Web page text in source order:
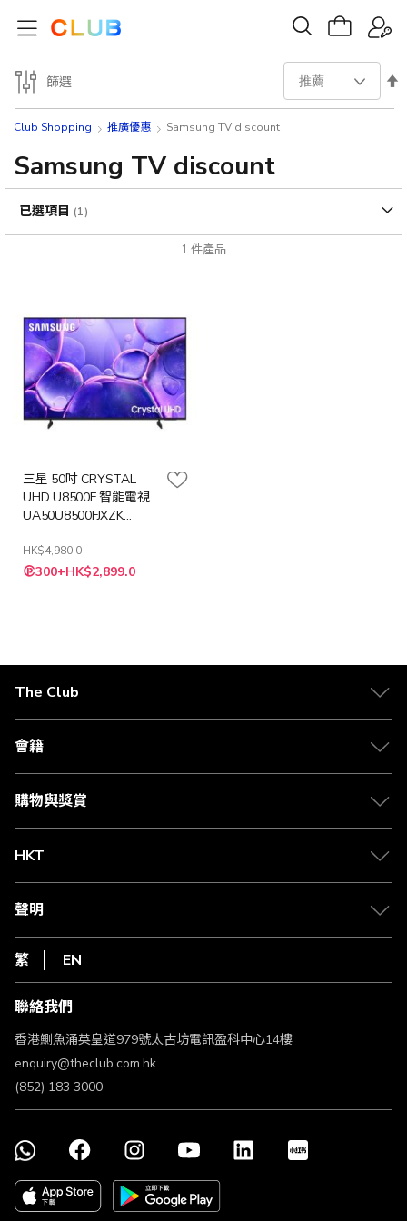
Club Shopping 推廣優惠 Samsung TV discount
Samsung TV discount
1 件產品
設
序
方
三星 50吋 CRYSTAL
UHD U8500F 智能電視
UA50U8500FJXZK
HK$4,980.0
特
殊300+HK$2,899.0
篩選
已選項目
The Club
關於 The Club
合作夥伴
媒體中心
會籍
會籍及專屬禮遇
賺取積分
購物與獎賞
物流與配送
Club Shopping 商品領取站
常見問題
HKT
csl.
1010
HKT
聲明
私隱聲明
使用條款
條款及細則
不歧視及不騷擾聲明
認可牌照及通告
繁 EN
聯絡我們
香港鰂魚涌英皇道979號太古坊電訊盈科中心14樓
enquiry@theclub.com.hk
(852) 183 3000